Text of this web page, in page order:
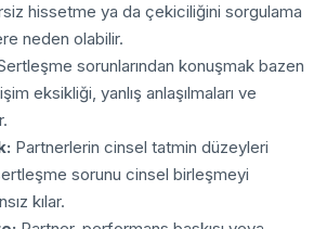
hissetme ya da çekiciliğini sorgulama
neden olabilir.
sorunlarından konuşmak bazen
eksikliği, yanlış anlaşılmaları ve
Partnerlerin cinsel tatmin düzeyleri
sorunu cinsel birleşmeyi
kılar.